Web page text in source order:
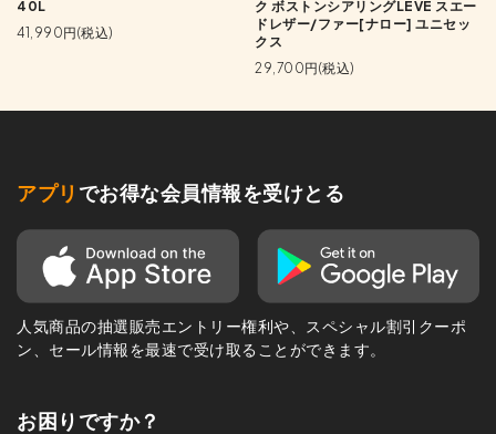
40L
41,990円(税込)
ク ボストンシアリングLEVE スエー
ドレザー/ファー[ナロー] ユニセッ
クス
29,700円(税込)
アプリ でお得な会員情報を受けとる
人気商品の抽選販売エントリー権利や、スペシャル割引クーポ
ン、セール情報を最速で受け取ることができます。
お困りですか？